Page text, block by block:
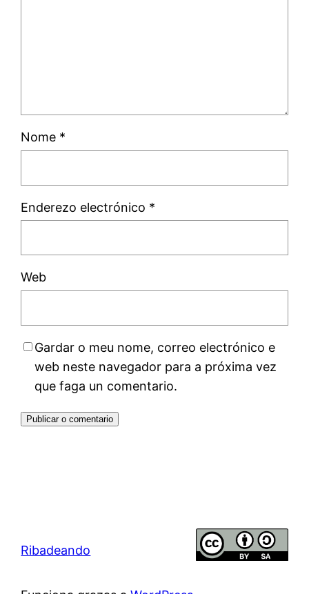
Nome *
Enderezo electrónico *
Web
Gardar o meu nome, correo electrónico e
web neste navegador para a próxima vez
que faga un comentario.
Ribadeando